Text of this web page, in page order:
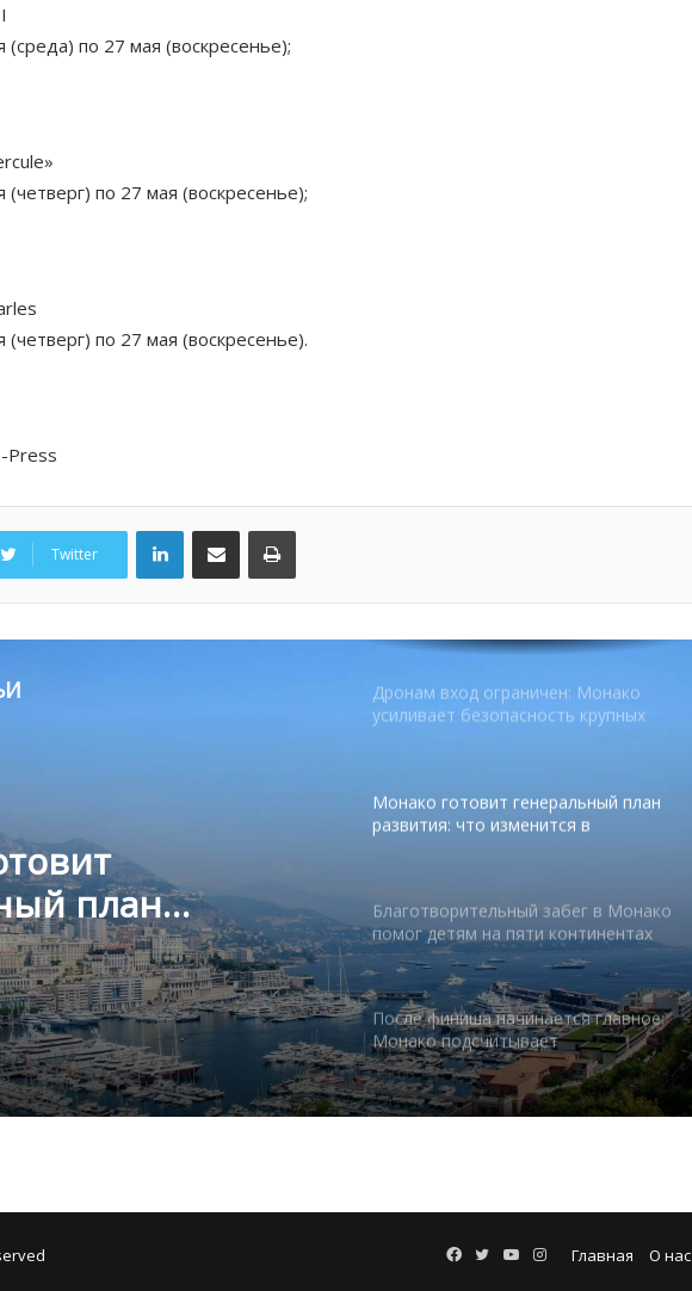
(среда) по 27 мая (воскресенье);
(четверг) по 27 мая (воскресенье);
(четверг) по 27 мая (воскресенье).
Press
Twitter
LinkedInПоделиться по электронной почте Распечатать
план
изменится в
FESTIVAL готовит вечер мирового
Дронам вход ограничен: Монако
усиливает безопасность крупных
Монако готовит генеральный план
развития: что изменится в
Благотворительный забег в Монако
помог детям на пяти континентах
После финиша начинается главное:
Монако подсчитывает
экономическую ценность Гран-при
Формулы-1
Шарлен посетили 77-й БалГлавная О нас
Facebook
TwitterYouTube
Instagram